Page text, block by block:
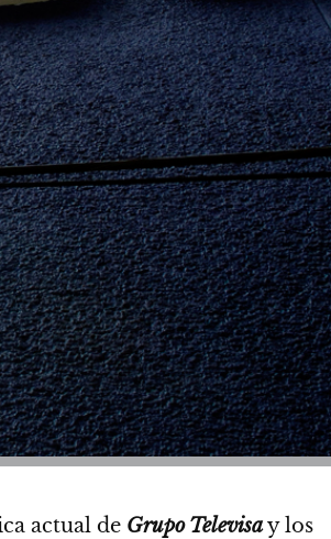
actual de Grupo Televisay los